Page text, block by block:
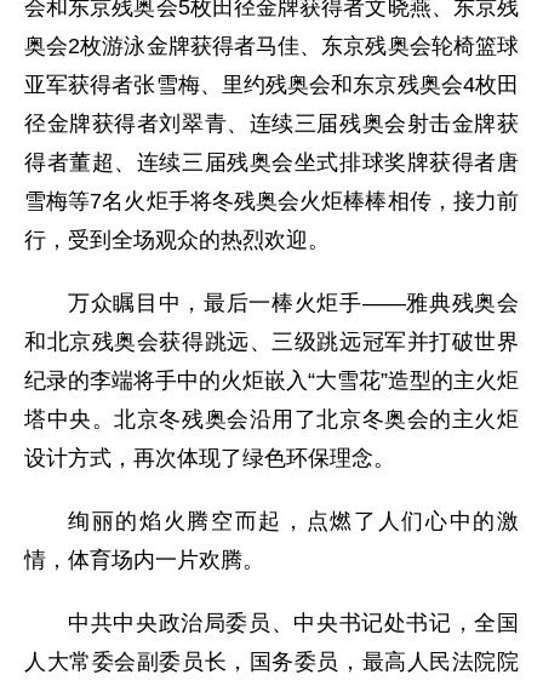
会和东京残奥会5枚田径金牌获得者文晓燕、东京残
奥会2枚游泳金牌获得者马佳、东京残奥会轮椅篮球
亚军获得者张雪梅、里约残奥会和东京残奥会4枚田
径金牌获得者刘翠青、连续三届残奥会射击金牌获
得者董超、连续三届残奥会坐式排球奖牌获得者唐
雪梅等7名火炬手将冬残奥会火炬棒棒相传，接力前
行，受到全场观众的热烈欢迎。
万众瞩目中，最后一棒火炬手——雅典残奥会
和北京残奥会获得跳远、三级跳远冠军并打破世界
纪录的李端将手中的火炬嵌入“大雪花”造型的主火炬
塔中央。北京冬残奥会沿用了北京冬奥会的主火炬
设计方式，再次体现了绿色环保理念。
绚丽的焰火腾空而起，点燃了人们心中的激
情，体育场内一片欢腾。
中共中央政治局委员、中央书记处书记，全国
人大常委会副委员长，国务委员，最高人民法院院